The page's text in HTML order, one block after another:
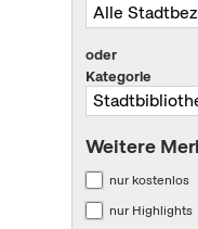
oder
Kategorie
Weitere
nur kostenlos
nur Highlights